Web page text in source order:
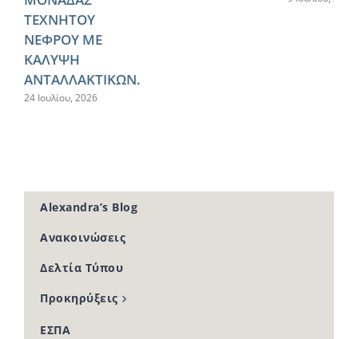
ΤΕΧΝΗΤΟΥ
ΝΕΦΡΟΥ ΜΕ
ΚΑΛΥΨΗ
ΑΝΤΑΛΛΑΚΤΙΚΩΝ.
24 Ιουλίου, 2026
Alexandra’s Blog
Ανακοινώσεις
Δελτία Τύπου
Προκηρύξεις
ΕΣΠΑ